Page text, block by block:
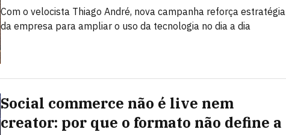
Com o velocista Thiago André, nova campanha reforça estratégia
da empresa para ampliar o uso da tecnologia no dia a dia
Social commerce não é live nem
creator: por que o formato não define a